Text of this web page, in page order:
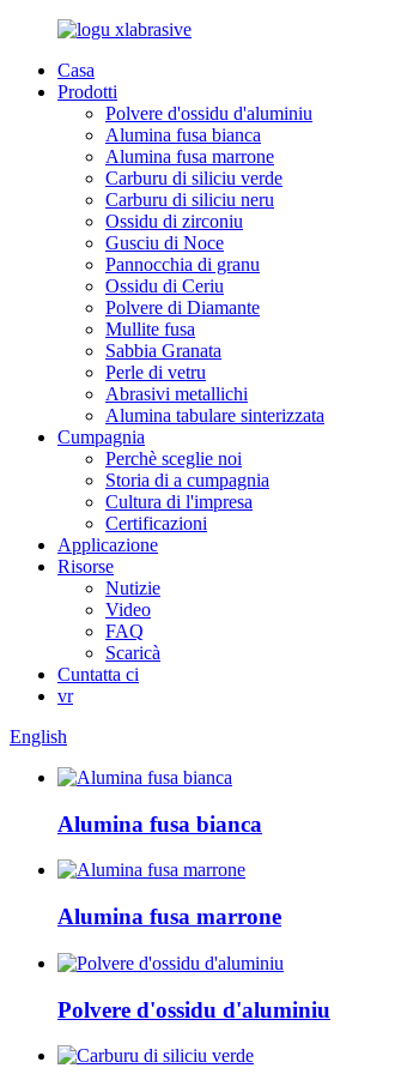
Casa
Prodotti
Polvere d'ossidu d'aluminiu
Alumina fusa bianca
Alumina fusa marrone
Carburu di siliciu verde
Carburu di siliciu neru
Ossidu di zirconiu
Gusciu di Noce
Pannocchia di granu
Ossidu di Ceriu
Polvere di Diamante
Mullite fusa
Sabbia Granata
Perle di vetru
Abrasivi metallichi
Alumina tabulare sinterizzata
Cumpagnia
Perchè sceglie noi
Storia di a cumpagnia
Cultura di l'impresa
Certificazioni
Applicazione
Risorse
Nutizie
Video
FAQ
Scaricà
Cuntatta ci
vr
English
Alumina fusa bianca
Alumina fusa marrone
Polvere d'ossidu d'aluminiu